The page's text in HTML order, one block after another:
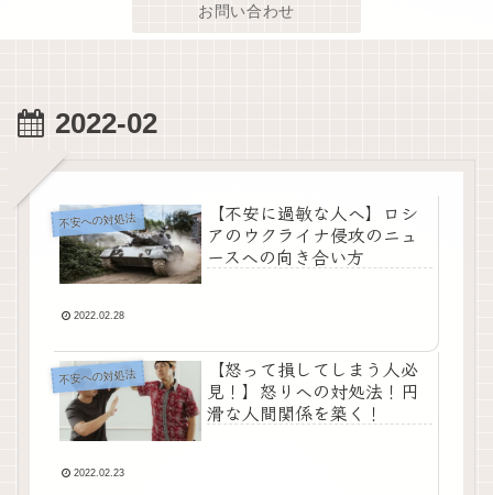
お問い合わせ
2022-02
不安への対処法
【不安に過敏な人へ】ロシ
アのウクライナ侵攻のニュ
ースへの向き合い方
2022.02.28
不安への対処法
【怒って損してしまう人必
見！】怒りへの対処法！円
滑な人間関係を築く！
2022.02.23